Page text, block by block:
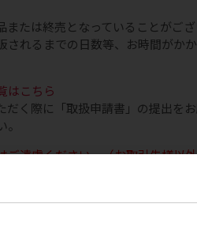
たは終売となっていることがござ
れるまでの日数等、お時間がか
はこちら
く際に「取扱申請書」の提出をお
ご遠慮ください。（お取引先様以